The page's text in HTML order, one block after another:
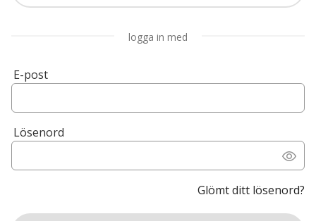
logga in med
E-post
Lösenord
Glömt ditt lösenord?